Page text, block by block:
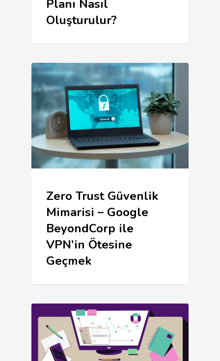
Planı Nasıl
Oluşturulur?
Zero Trust Güvenlik
Mimarisi – Google
BeyondCorp ile
VPN’in Ötesine
Geçmek